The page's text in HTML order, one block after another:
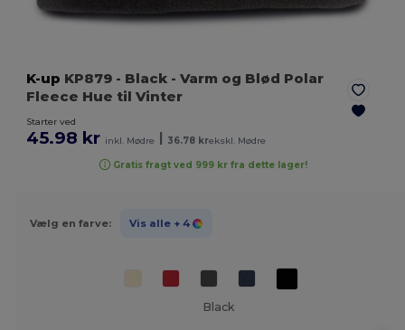
K-up KP879 - Black - Varm og Blød Polar
Fleece Hue til Vinter
Starter ved
45.98 kr inkl. Mødre 36.78 krekskl. Mødre
Gratis fragt ved 999 kr fra dette lager!
Vælg en farve: Vis alle + 4
Black